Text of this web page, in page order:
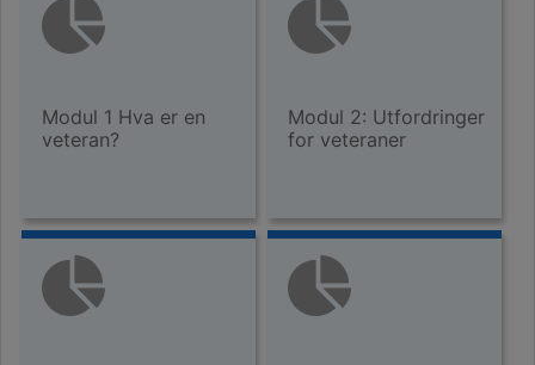
Modul 1 Hva er en
veteran?
Modul 2: Utfordringer
for veteraner